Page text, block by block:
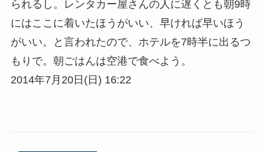
られるし。レンタカー屋さんの人に遅くとも朝9時
にはここに着いたほうがいい、早ければ早いほう
がいい。と言われたので、ホテルを7時半に出るつ
もりで。朝ごはんは空港で食べよう。
2014年7月20日(日) 16:22